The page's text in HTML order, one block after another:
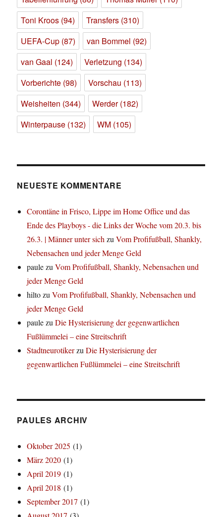
Toni Kroos (94) Transfers (310)
UEFA-Cup (87) van Bommel (92)
van Gaal (124) Verletzung (134)
Vorberichte (98) Vorschau (113)
Weisheiten (344) Werder(182)
Winterpause (132) WM (105)
NEUESTE KOMMENTARE
Corontäne in Frisco, Lippe im Home Office und das
Ende des Playboys - die Links der Woche vom 20.3. bis
26.3. | Männer unter sichzuVom Profifußball, Shankly,
Nebensachen und jeder Menge Geld
paulezuVom Profifußball, Shankly, Nebensachen und
jeder Menge Geld
hiltozuVom Profifußball, Shankly, Nebensachen und
jeder Menge Geld
paulezuDie Hysterisierung der gegenwartlichen
Fußlümmelei – eine Streitschrift
StadtneurotikerzuDie Hysterisierung der
gegenwartlichen Fußlümmelei – eine Streitschrift
PAULES ARCHIV
Oktober 2025 (1)
März 2020 (1)
April 2019 (1)
April 2018 (1)
September 2017 (1)